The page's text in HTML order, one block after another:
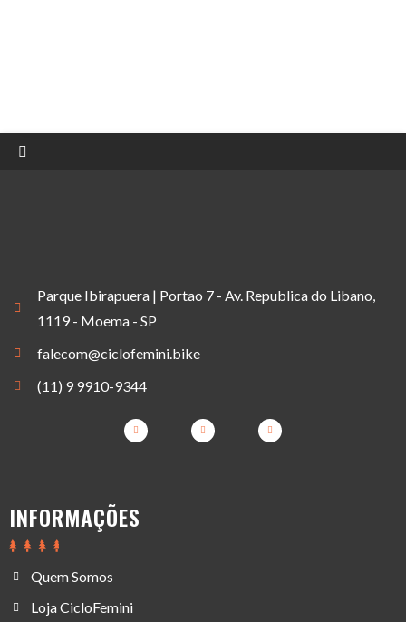
Parque Ibirapuera | Portao 7 - Av. Republica do Libano,
1119 - Moema - SP
falecom@ciclofemini.bike
(11) 9 9910-9344
INFORMAÇÕES
Quem Somos
Loja CicloFemini